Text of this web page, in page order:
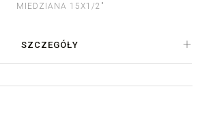
MIEDZIANA 15X1/2"
SZCZEGÓŁY